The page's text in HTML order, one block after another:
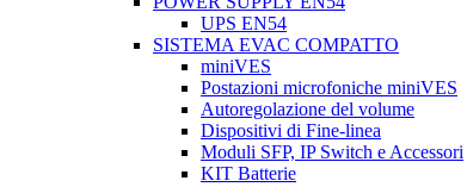
UPS EN54
SISTEMA EVAC COMPATTO
miniVES
Postazioni microfoniche miniVES
Autoregolazione del volume
Dispositivi di Fine-linea
Moduli SFP, IP Switch e Accessori
KIT Batterie